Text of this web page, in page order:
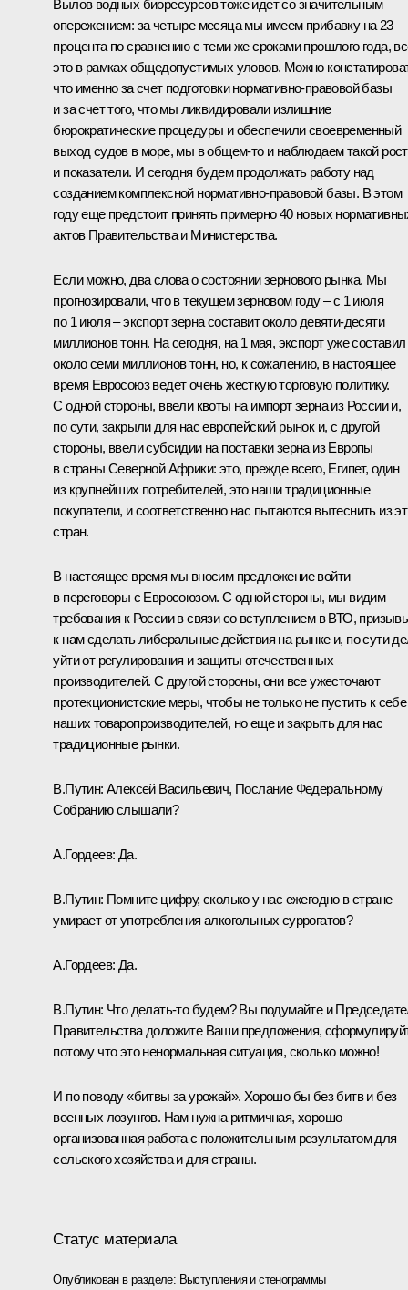
Вылов водных биоресурсов тоже идет со значительным
опережением: за четыре месяца мы имеем прибавку на 23
процента по сравнению с теми же сроками прошлого года,
это в рамках общедопустимых уловов. Можно
что именно за счет подготовки нормативно-правовой базы
и за счет того, что мы ликвидировали излишние
бюрократические процедуры и обеспечили своевременный
выход судов в море, мы в общем‑то и наблюдаем такой рост
и показатели. И сегодня будем продолжать работу над
созданием комплексной нормативно-правовой базы. В этом
году еще предстоит принять примерно 40 новых
актов Правительства и Министерства.
Если можно, два слова о состоянии зернового рынка. Мы
прогнозировали, что в текущем зерновом году – с 1 июля
по 1 июля – экспорт зерна составит около девяти-десяти
миллионов тонн. На сегодня, на 1 мая, экспорт уже составил
около семи миллионов тонн, но, к сожалению, в настоящее
время Евросоюз ведет очень жесткую торговую политику.
С одной стороны, ввели квоты на импорт зерна из России и,
по сути, закрыли для нас европейский рынок и, с другой
стороны, ввели субсидии на поставки зерна из Европы
в страны Северной Африки: это, прежде всего, Египет, один
из крупнейших потребителей, это наши традиционные
покупатели, и соответственно нас пытаются вытеснить из
стран.
В настоящее время мы вносим предложение войти
в переговоры с Евросоюзом. С одной стороны, мы видим
требования к России в связи со вступлением в ВТО,
к нам сделать либеральные действия на рынке и, по сути
уйти от регулирования и защиты отечественных
производителей. С другой стороны, они все ужесточают
протекционистские меры, чтобы не только не пустить к себе
наших товаропроизводителей, но еще и закрыть для нас
традиционные рынки.
В.Путин: Алексей Васильевич, Послание Федеральному
Собранию слышали?
А.Гордеев: Да.
В.Путин: Помните цифру, сколько у нас ежегодно в стране
умирает от употребления алкогольных суррогатов?
А.Гордеев: Да.
В.Путин: Что делать‑то будем? Вы подумайте и
Правительства доложите Ваши предложения,
потому что это ненормальная ситуация, сколько можно!
И по поводу «битвы за урожай». Хорошо бы без битв и без
военных лозунгов. Нам нужна ритмичная, хорошо
организованная работа с положительным результатом для
сельского хозяйства и для страны.
Статус материала
Опубликован в разделе: Выступления и стенограммы